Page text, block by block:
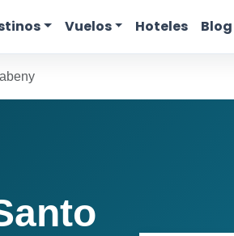
Vuelos Hoteles Blog